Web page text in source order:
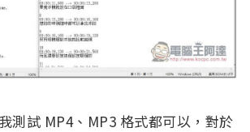
測試 MP4、MP3 格式都可以，對於